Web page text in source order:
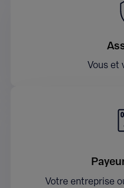
Vous et
Votre entreprise